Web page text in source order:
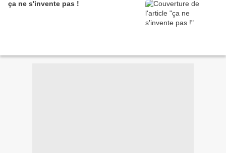
ça ne s'invente pas !